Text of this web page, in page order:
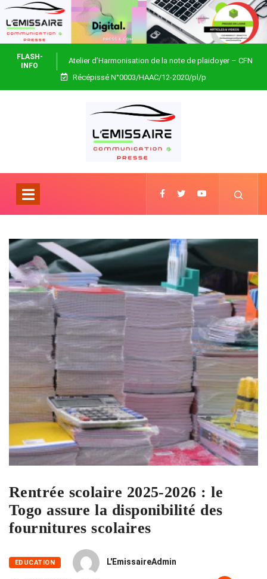
FLASH-
INFO
Atelier d’Harmonisation de la note de plaidoyer – CFN
Togo
Récépissé N°0003/HAAC/12-2020/pl/p
Rentrée scolaire 2025-2026 : le
Togo assure la disponibilité des
fournitures scolaires
EDUCATION L'EmissaireAdmin